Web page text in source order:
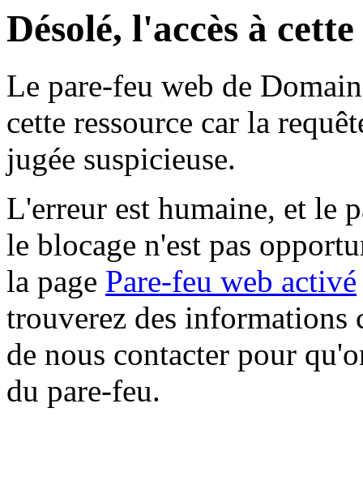
Désolé, l'accès à
Le pare-feu web de
cette ressource car la
jugée suspicieuse.
L'erreur est humaine, et le
le blocage n'est pas
la page Pare-feu web activé
trouverez des informations
de nous contacter pour
du pare-feu.